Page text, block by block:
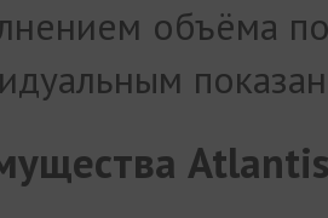
объёма
Atlantis